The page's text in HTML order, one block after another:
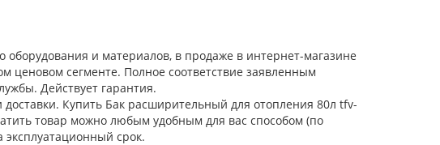
оборудования и материалов, в продаже в интернет-магазине
ценовом сегменте. Полное соответствие заявленным
Действует гарантия.
Купить Бак расширительный для отопления 80л tfv-
товар можно любым удобным для вас способом (по
срок.